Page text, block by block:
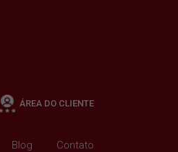
Blog Contato
ÁREA DO CLIENTE
+ Condomínio R$0,00